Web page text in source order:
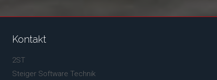
Kontakt
2ST
Steiger Software Technik